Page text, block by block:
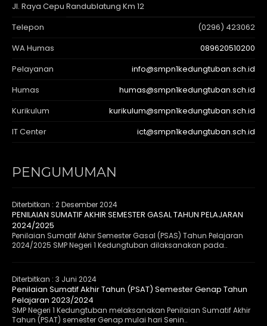
Jl. Raya Cepu Randublatung Km 12
Telepon
(0296) 423062
WA Humas
089620510200
Pelayanan
info@smpn1kedungtuban.sch.id
Humas
humas@smpn1kedungtuban.sch.id
Kurikulum
kurikulum@smpn1kedungtuban.sch.id
IT Center
ict@smpn1kedungtuban.sch.id
PENGUMUMAN
Diterbitkan : 2 Desember 2024
PENILAIAN SUMATIF AKHIR SEMESTER GASAL TAHUN PELAJARAN
2024/2025
Penilaian Sumatif Akhir Semester Gasal (PSAS) Tahun Pelajaran
2024/2025 SMP Negeri 1 Kedungtuban dilaksanakan pada..
Diterbitkan : 3 Juni 2024
Penilaian Sumatif Akhir Tahun (PSAT) Semester Genap Tahun
Pelajaran 2023/2024
SMP Negeri 1 Kedungtuban melaksanakan Penilaian Sumatif Akhir
Tahun (PSAT) semester Genap mulai hari Senin..